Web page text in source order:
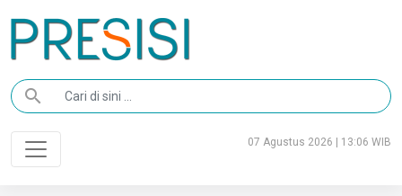
search
07 Agustus 2026 | 13:06 WIB